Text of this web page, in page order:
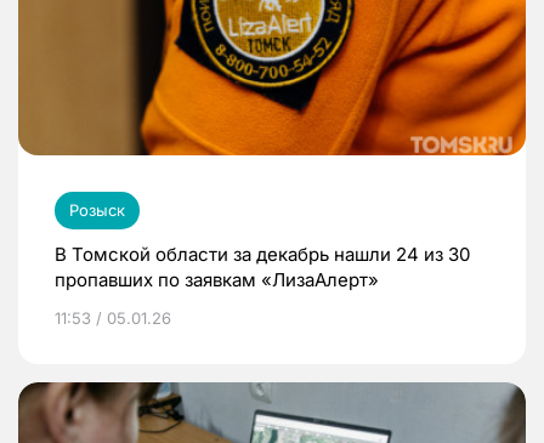
Розыск
В Томской области за декабрь нашли 24 из 30
пропавших по заявкам «ЛизаАлерт»
11:53 / 05.01.26